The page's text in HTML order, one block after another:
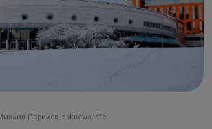
Периков, nsknews.info